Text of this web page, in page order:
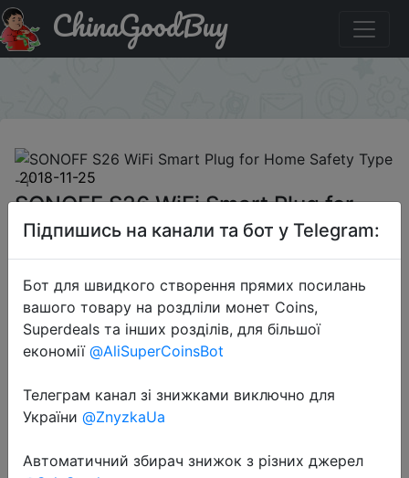
Придбати по знижці DHCPQ SONOFF S26 WiFi Smart
Plug for Home Safety Type - F
ChinaGoodBuy
2018-11-25
SONOFF S26 WiFi Smart Plug for
Home Safety Type - F
$7.65
Перейти до магазину
Підпишись на канали та бот у Telegram:
Бот для швидкого створення прямих посилань
вашого товару на роздліли монет Coins,
Superdeals та інших розділів, для більшої
економії @AliSuperCoinsBot
Телеграм канал зі знижками виключно для
України @ZnyzkaUa
Автоматичний збирач знижок з різних джерел